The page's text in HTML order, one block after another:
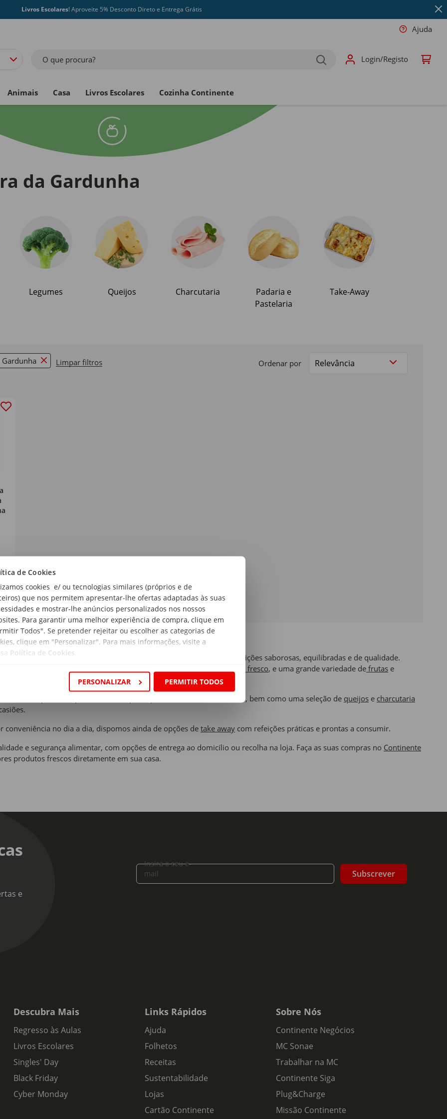
de Cookies
cookies e/ ou tecnologias similares (próprios e de
que nos permitem apresentar-lhe ofertas adaptadas às suas
e mostrar-lhe anúncios personalizados nos nossos
Para garantir uma melhor experiência de compra, clique em
Todos". Se pretender rejeitar ou escolher as categorias de
clique em "Personalizar". Para mais informações, visite a
Política de Cookies
PERSONALIZAR PERMITIR TODOS
Livros Escolares! Aproveite 5% Desconto Direto e Entrega Grátis
Ajuda
O que procura? Login/Registo
Animais Casa Livros Escolares Cozinha Continente
da Gardunha
Legumes Queijos Charcutaria
Padaria e
Pastelaria
Take-Away
Remove filter Currently Refined by Marcas: Quinta da Serra da Gardunha
Limpar filtros Ordenar por
Online
do Continente Online encontra tudo o que precisa para fazer refeições saborosas, equilibradas e de qualidade.
peixe e marisco fresco, e uma grande variedade de frutas e
oferta de
, com pão e produtos acabados de fazer, bem como uma seleção de queijos e charcutaria
conveniência no dia a dia, dispomos ainda de opções de take away com refeições práticas e prontas a consumir.
e segurança alimentar, com opções de entrega ao domicílio ou recolha na loja. Faça as suas compras no Continente
produtos frescos diretamente em sua casa.
e
Insira o seu e-
mail
Subscrever
Descubra Mais
Regresso às Aulas
Livros Escolares
Singles' Day
Black Friday
Cyber Monday
Links Rápidos
Ajuda
Folhetos
Receitas
Sustentabilidade
Lojas
Cartão Continente
Sobre Nós
Continente Negócios
MC Sonae
Trabalhar na MC
Continente Siga
Plug&Charge
Missão Continente